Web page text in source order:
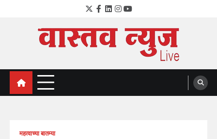
Twitter
Facebook
LinkedIn
Instagram
YouTube
VastavNEWSLive.com
a leading NEWS portal of Maharahstra
महत्वाच्या बातम्या